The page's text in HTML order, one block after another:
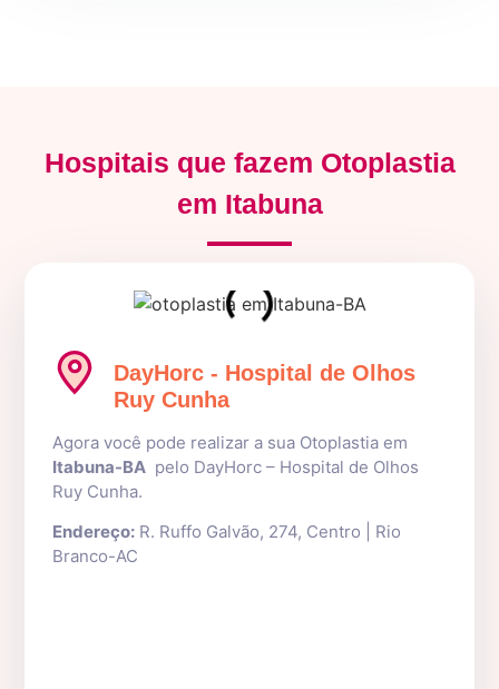
Hospitais que fazem Otoplastia
em Itabuna
DayHorc - Hospital de Olhos
Ruy Cunha
Agora você pode realizar a sua Otoplastia em
Itabuna-BA pelo DayHorc – Hospital de Olhos
Ruy Cunha.
Endereço: R. Ruffo Galvão, 274, Centro | Rio
Branco-AC